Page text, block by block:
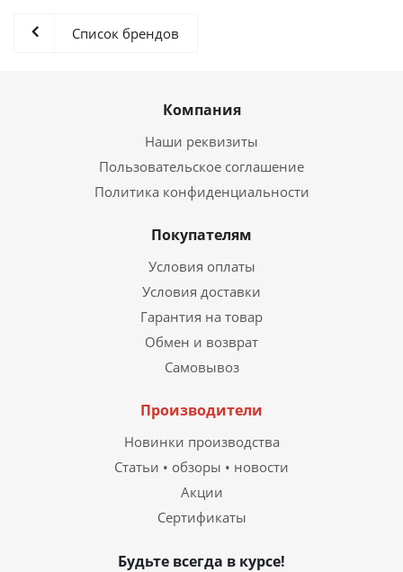
Список брендов
Компания
Наши реквизиты
Пользовательское соглашение
Политика конфиденциальности
Покупателям
Условия оплаты
Условия доставки
Гарантия на товар
Обмен и возврат
Самовывоз
Производители
Новинки производства
Статьи • обзоры • новости
Акции
Сертификаты
Будьте всегда в курсе!